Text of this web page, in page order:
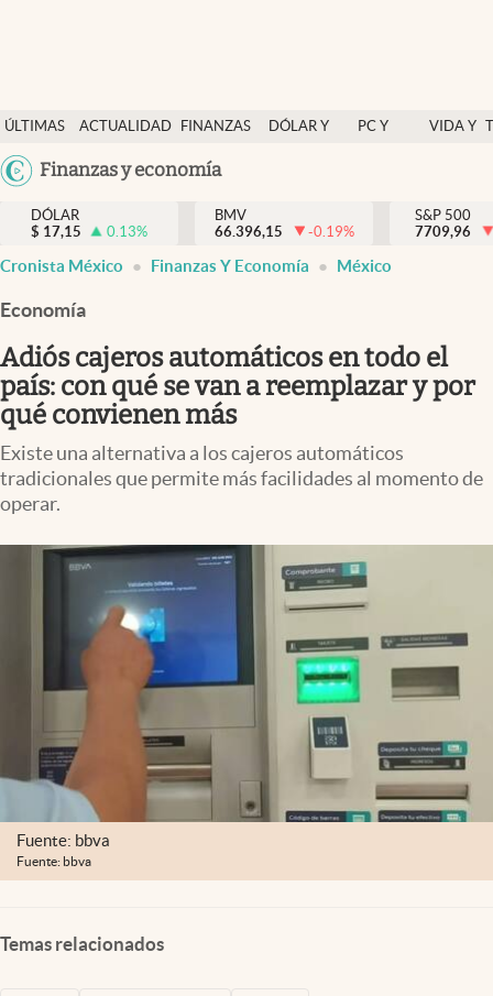
ÚLTIMAS
NOTICIAS
ACTUALIDAD
FINANZAS
DÓLAR Y
PC Y
VIDA Y
México
Finanzas y economía
Actualidad
Finanzas y economía
Dólar y mercados
Pc y celular
Vida y estilo
Tv
Clima
Espiritualidad
abre en nueva pestaña
México
DÓLAR
$ 17,15 0.13%
BMV
66.396,15
-0.19%
S&P 500
7709,96
Cronista México Finanzas Y Economía México
Economía
Adiós cajeros automáticos en todo el
país: con qué se van a reemplazar y por
qué convienen más
Existe una alternativa a los cajeros automáticos
tradicionales que permite más facilidades al momento de
operar.
Fuente: bbva
Fuente: bbva
Temas relacionados